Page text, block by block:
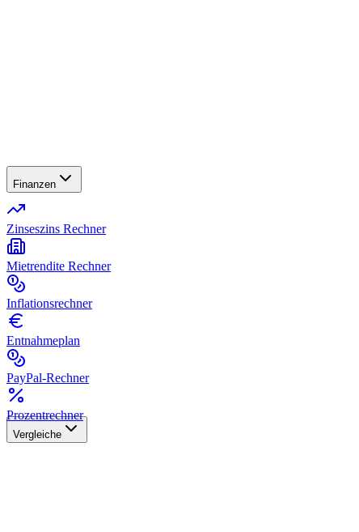
Finanzen
Zinseszins Rechner
Mietrendite Rechner
Inflationsrechner
Entnahmeplan
PayPal-Rechner
Prozentrechner
Vergleiche